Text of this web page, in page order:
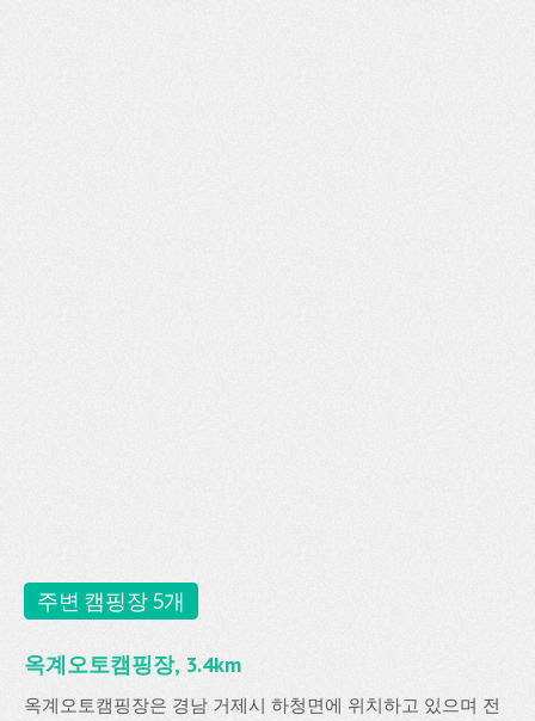
주변 캠핑장 5개
옥계오토캠핑장, 3.4km
옥계오토캠핑장은 경남 거제시 하청면에 위치하고 있으며 전